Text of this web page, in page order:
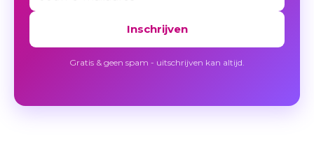
Inschrijven
Gratis & geen spam - uitschrijven kan altijd.